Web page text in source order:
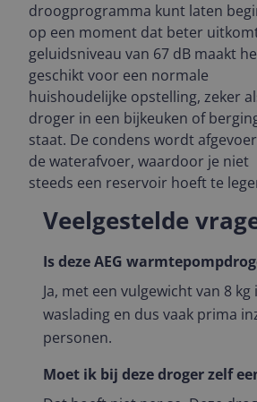
droogprogramma kunt laten
op een moment dat beter
geluidsniveau van 67 dB maakt
geschikt voor een normale
huishoudelijke opstelling, zeker
droger in een bijkeuken of
staat. De condens wordt
de waterafvoer, waardoor je niet
steeds een reservoir hoeft te
Veelgestelde
Is deze AEG
Ja, met een vulgewicht van 8
waslading en dus vaak prima
personen.
Moet ik bij deze droger zelf